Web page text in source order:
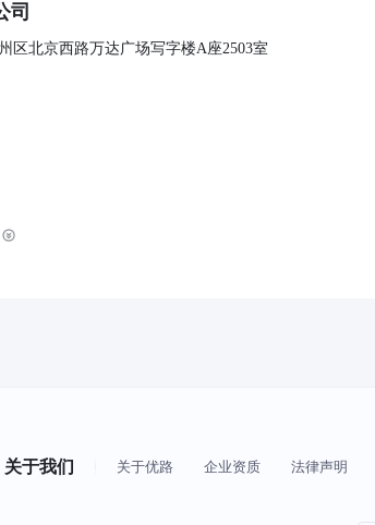
司
区北京西路万达广场写字楼A座2503室
关于我们 关于优路 企业资质 法律声明